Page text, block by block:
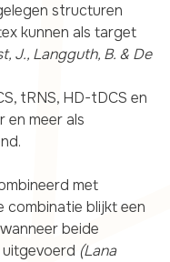
structuren
kunnen als target
J., Langguth, B. & De
tRNS, HD-tDCS en
en meer als
met
combinatie blijkt een
beide
(Lana